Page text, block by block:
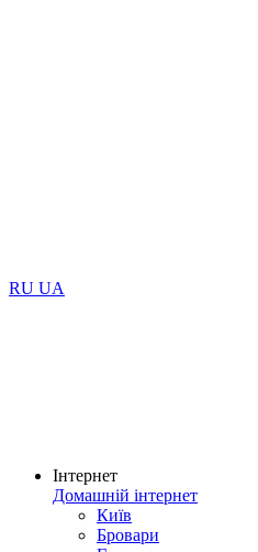
RU UA
Інтернет
Домашній інтернет
Київ
Бровари